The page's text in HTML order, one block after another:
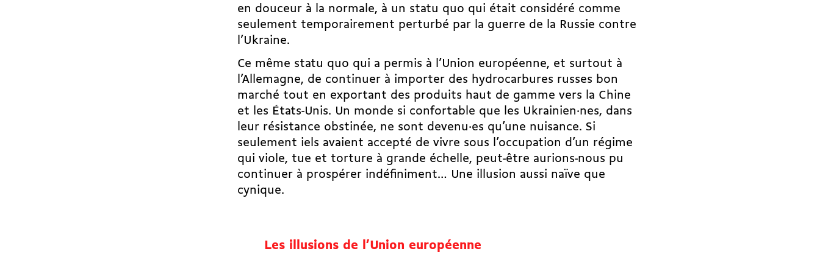
en douceur à la normale, à un statu quo qui était considéré comme
seulement temporairement perturbé par la guerre de la Russie contre
l’Ukraine.
Ce même statu quo qui a permis à l’Union européenne, et surtout à
l’Allemagne, de continuer à importer des hydrocarbures russes bon
marché tout en exportant des produits haut de gamme vers la Chine
et les États-Unis. Un monde si confortable que les Ukrainien·nes, dans
leur résistance obstinée, ne sont devenu·es qu’une nuisance. Si
seulement iels avaient accepté de vivre sous l’occupation d’un régime
qui viole, tue et torture à grande échelle, peut-être aurions-nous pu
continuer à prospérer indéfiniment… Une illusion aussi naïve que
cynique.
Les illusions de l’Union européenne